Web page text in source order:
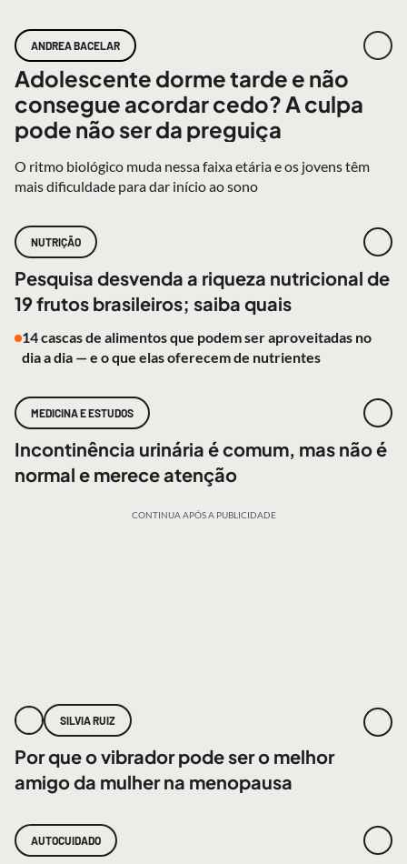
ANDREA BACELAR
Adolescente dorme tarde e não
consegue acordar cedo? A culpa
pode não ser da preguiça
O ritmo biológico muda nessa faixa etária e os jovens têm
mais dificuldade para dar início ao sono
NUTRIÇÃO
Pesquisa desvenda a riqueza nutricional de
19 frutos brasileiros; saiba quais
14 cascas de alimentos que podem ser aproveitadas no
dia a dia — e o que elas oferecem de nutrientes
MEDICINA E ESTUDOS
Incontinência urinária é comum, mas não é
normal e merece atenção
CONTINUA APÓS A PUBLICIDADE
SILVIA RUIZ
Por que o vibrador pode ser o melhor
amigo da mulher na menopausa
AUTOCUIDADO